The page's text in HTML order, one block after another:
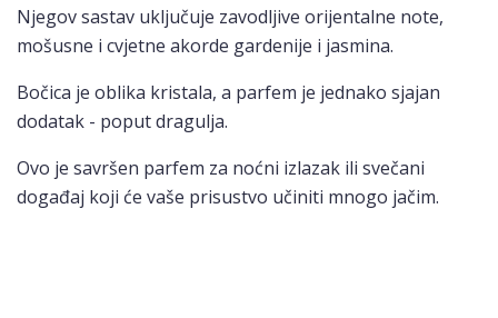
Njegov sastav uključuje zavodljive orijentalne note,
mošusne i cvjetne akorde gardenije i jasmina.
Bočica je oblika kristala, a parfem je jednako sjajan
dodatak - poput dragulja.
Ovo je savršen parfem za noćni izlazak ili svečani
događaj koji će vaše prisustvo učiniti mnogo jačim.